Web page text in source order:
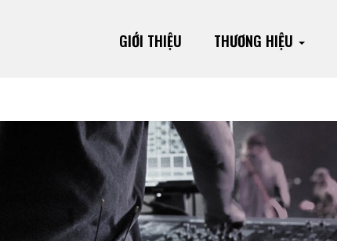
GIỚI THIỆU THƯƠNG HIỆU